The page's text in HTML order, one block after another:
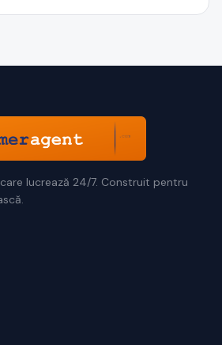
lucrează 24/7. Construit pentru